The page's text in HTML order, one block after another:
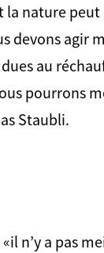
la nature
devons agir
au
pourrons
Staubli.
n’y a pas